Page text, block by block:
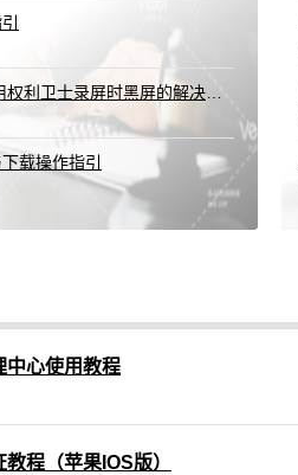
载操作指引
中心使用教程
程（苹果IOS版）